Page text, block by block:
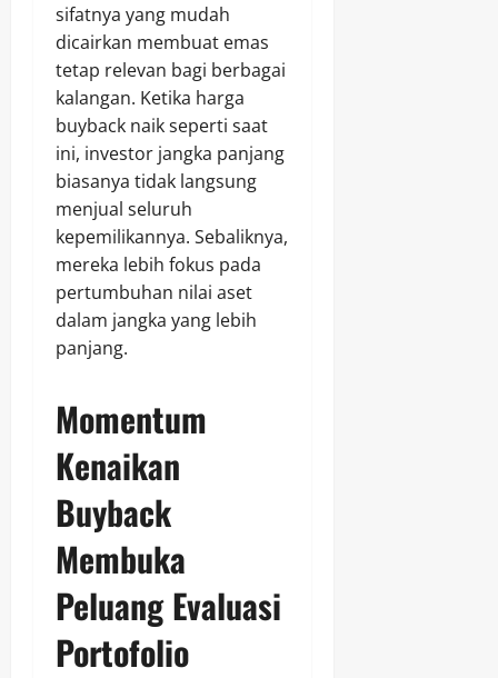
sifatnya yang mudah
dicairkan membuat emas
tetap relevan bagi berbagai
kalangan. Ketika harga
buyback naik seperti saat
ini, investor jangka panjang
biasanya tidak langsung
menjual seluruh
kepemilikannya. Sebaliknya,
mereka lebih fokus pada
pertumbuhan nilai aset
dalam jangka yang lebih
panjang.
Momentum
Kenaikan
Buyback
Membuka
Peluang Evaluasi
Portofolio